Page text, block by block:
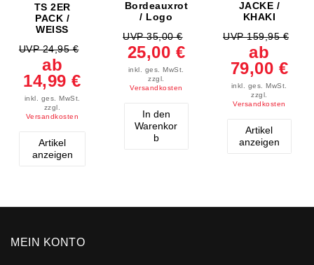
TS 2ER
PACK /
WEISS
UVP 24,95 €
ab
14,99 €
inkl. ges. MwSt.
zzgl.
Versandkosten
Artikel
anzeigen
Bordeauxrot
/ Logo
UVP 35,00 €
25,00 €
inkl. ges. MwSt.
zzgl.
Versandkosten
In den
Warenkor
b
JACKE /
KHAKI
UVP 159,95 €
ab
79,00 €
inkl. ges. MwSt.
zzgl.
Versandkosten
Artikel
anzeigen
MEIN KONTO